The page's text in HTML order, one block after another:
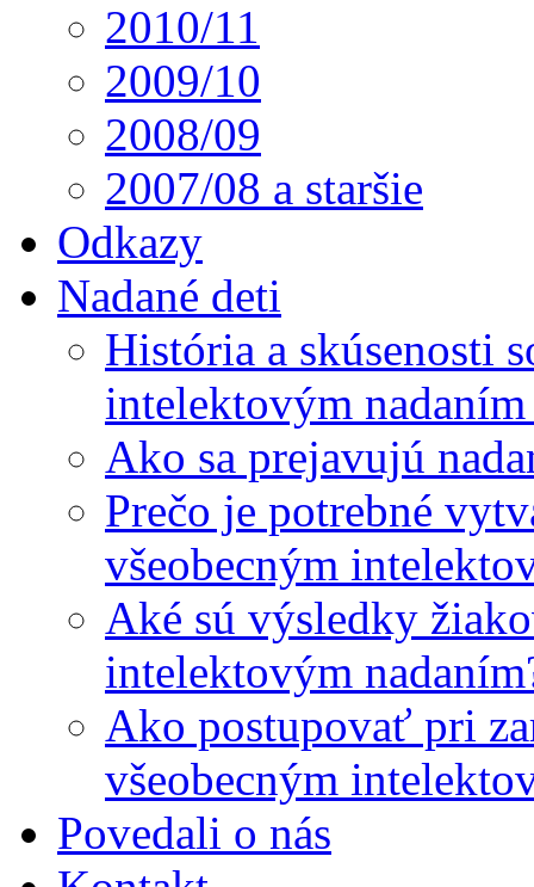
2010/11
2009/10
2008/09
2007/08 a staršie
Odkazy
Nadané deti
História a skúsenosti
intelektovým
Ako sa prejavujú
Prečo je potrebné
všeobecným
Aké sú výsledky
intelektovým
Ako postupovať pri
všeobecným
Povedali o nás